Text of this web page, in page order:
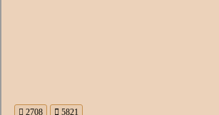
2708 5821